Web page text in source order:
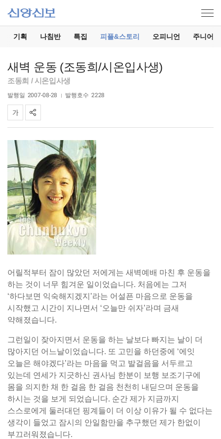
기획 나침반 특집 피플&스토리 오피니언 주니어
새벽 운동 (조동희/시온입사생)
조동희 / 시온입사생
발행일 2007-08-28 발행호수 2228
어릴적부터 잠이 많았던 저에게는 새벽예배 마친 후 운동을
하는 것이 너무 힘겨운 일이었습니다. 처음에는 그저
‘하다보면 익숙해지겠지’라는 어설픈 마음으로 운동을
시작했고 시간이 지나면서 ‘오늘만 쉬자’라며 금새
약해졌습니다.
그런일이 잦아지면서 운동을 하는 날보다 빠지는 날이 더
많아지던 어느날이었습니다. 또 고민을 하던중에 ‘에잇
오늘은 해야겠다’라는 마음을 먹고 발걸음을 서두르고
있는데 연세가 지긋하신 권사님 한분이 보행 보조기구에
몸을 의지한 채 한 걸음 한 걸음 천천히 내딛으며 운동을
하시는 것을 보게 되었습니다. 순간 제가 지금까지
스스로에게 둘러대던 핑계들이 더 이상 이유가 될 수 없다는
생각이 들었고 잠시의 안일함만을 추구했던 제가 한없이
부끄러워졌습니다.